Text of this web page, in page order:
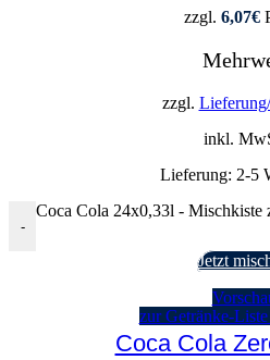
zzgl. 6,07€
zzgl.
inkl.
Lieferung: 2-5
-
Coca Cola 24x0,33l - Mischkiste
Jetzt
zur Getränke-
Coca Cola